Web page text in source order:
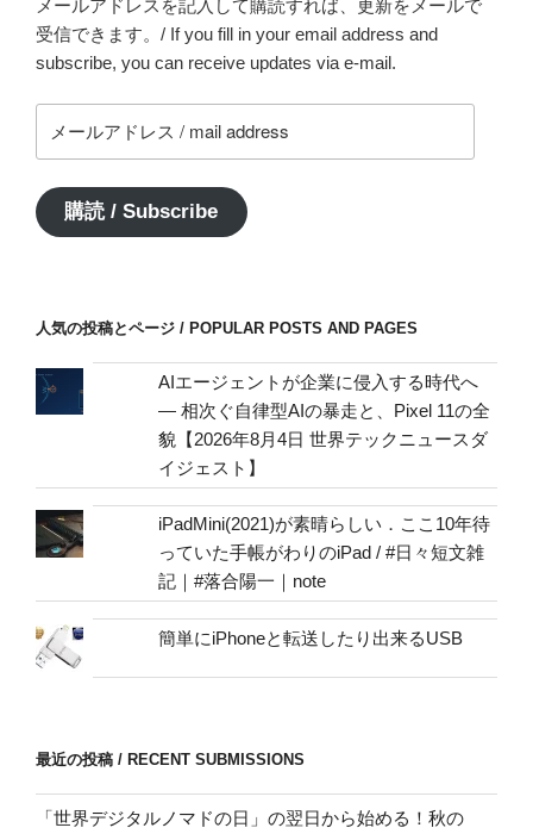
メールアドレスを記入して購読すれば、更新をメールで
受信できます。/ If you fill in your email address and
subscribe, you can receive updates via e-mail.
ー
ア
ド
address
購読 / Subscribe
人気の投稿とページ / POPULAR POSTS AND PAGES
AIエージェントが企業に侵入する時代へ
— 相次ぐ自律型AIの暴走と、Pixel 11の全
貌【2026年8月4日 世界テックニュースダ
イジェスト】
iPadMini(2021)が素晴らしい．ここ10年待
っていた手帳がわりのiPad / #日々短文雑
記｜#落合陽一｜note
簡単にiPhoneと転送したり出来るUSB
最近の投稿 / RECENT SUBMISSIONS
「世界デジタルノマドの日」の翌日から始める！秋の